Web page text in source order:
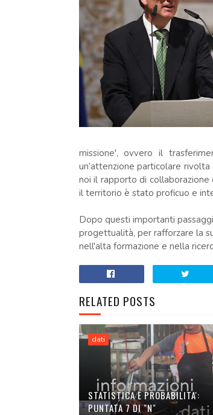
missione', ovvero il
un’attenzione particolare
noi il rapporto di
il territorio è stato proficuo e
Dopo questi importanti
progettualità, per rafforzare la
nell'alta formazione e nella
RELATED POSTS
dati
STATISTICA E PROBABILITA':
PUNTATA 7 DI "N"